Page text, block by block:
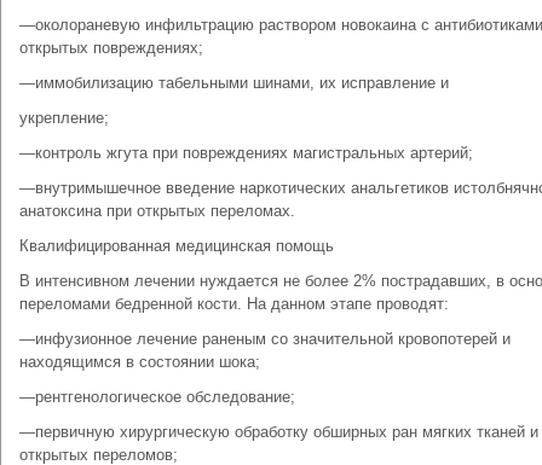
—околораневую инфильтрацию раствором новокаина с
открытых повреждениях;
—иммобилизацию табельными шинами, их исправление и
укрепление;
—контроль жгута при повреждениях магистральных артерий;
—внутримышечное введение наркотических анальгетиков
анатоксина при открытых переломах.
Квалифицированная медицинская помощь
В интенсивном лечении нуждается не более 2% пострадавших, в
переломами бедренной кости. На данном этапе проводят:
—инфузионное лечение раненым со значительной кровопотерей и
находящимся в состоянии шока;
—рентгенологическое обследование;
—первичную хирургическую обработку обширных ран мягких тканей и
открытых переломов;